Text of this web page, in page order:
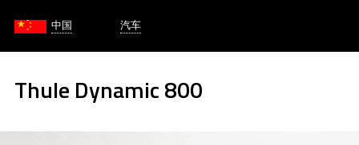
中国 汽车
Thule Dynamic 800